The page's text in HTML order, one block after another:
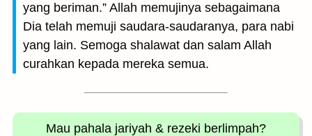
yang beriman.” Allah memujinya sebagaimana
Dia telah memuji saudara-saudaranya, para nabi
yang lain. Semoga shalawat dan salam Allah
curahkan kepada mereka semua.
Mau pahala jariyah & rezeki berlimpah?